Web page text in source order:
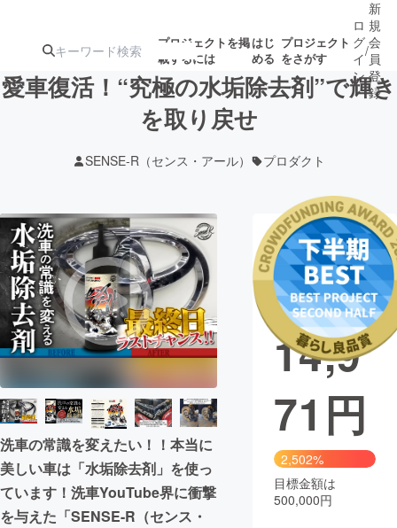
プロジェクトを掲
載するには
はじ
める
プロジェクト
をさがす
ターン
ジェクト
募集終了が近いプ
ロジェクト
されます
アート・写真 音楽
テクノロジー・ガジェット ゲーム・サ
映像・映画 書籍・雑誌
チャレンジ
まちづくり・地域活性化
CAMPFIRE for Social Good CAMPFIRE Creation
CAMPFIREふるさと納税
コミュニティ
ロ
グ
イ
ン
/
新
規
会
員
登
録
愛車復活！“究極の水垢除去剤”で輝き
を取り戻せ
SENSE-R（センス・アール） プロダクト
洗車の常識を変えたい！！本当に
美しい車は「水垢除去剤」を使っ
ています！洗車YouTube界に衝撃
を与えた「SENSE-R（センス・
現在の支援総
額
12,5
14,9
71 円
2,502%
目標金額は
500,000円